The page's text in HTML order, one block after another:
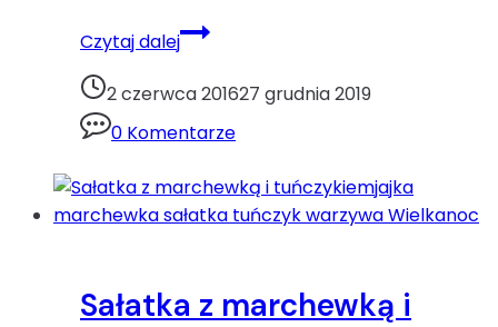
Czytaj dalejJajka
faszerowane
tuńczykiem
kaparamijajka
tuńczyk
Wielkanoc
2 czerwca 201627 grudnia 2019
0 Komentarze
Sałatka z marchewką i